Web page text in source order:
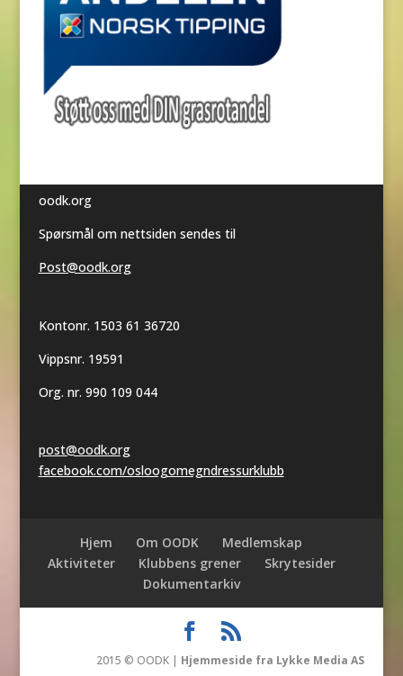
oodk.org
Spørsmål om nettsiden sendes til
Post@oodk.org
Kontonr. 1503 61 36720
Vippsnr. 19591
Org. nr. 990 109 044
post@oodk.org
facebook.com/osloogomegndressurklubb
Hjem Om OODK
Medlemskap
Aktiviteter
Klubbens grener
Skrytesider
Dokumentarkiv
2015 © OODK | Hjemmeside fra Lykke Media AS